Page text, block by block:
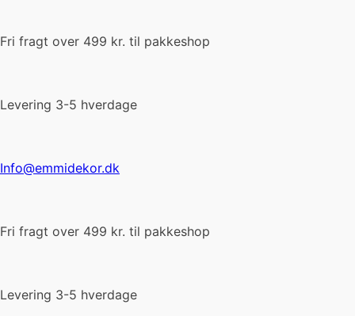
Fri fragt over 499 kr. til pakkeshop
Levering 3-5 hverdage
Info@emmidekor.dk
Fri fragt over 499 kr. til pakkeshop
Levering 3-5 hverdage